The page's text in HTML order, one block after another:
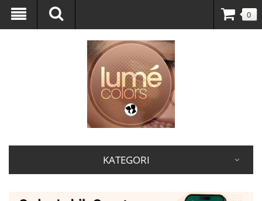
0
KATEGORI